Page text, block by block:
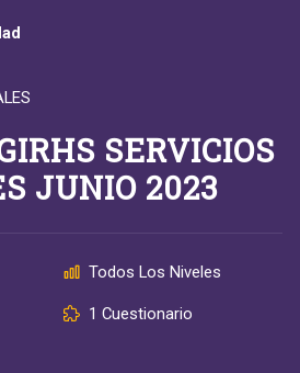
SERVICIOS
JUNIO 2023
Todos Los Niveles
1 Cuestionario